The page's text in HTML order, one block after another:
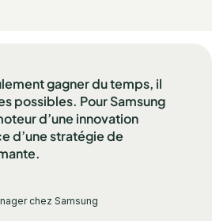
gagner du temps, il
possibles. Pour Samsung
d’une innovation
d’une stratégie de
chez Samsung